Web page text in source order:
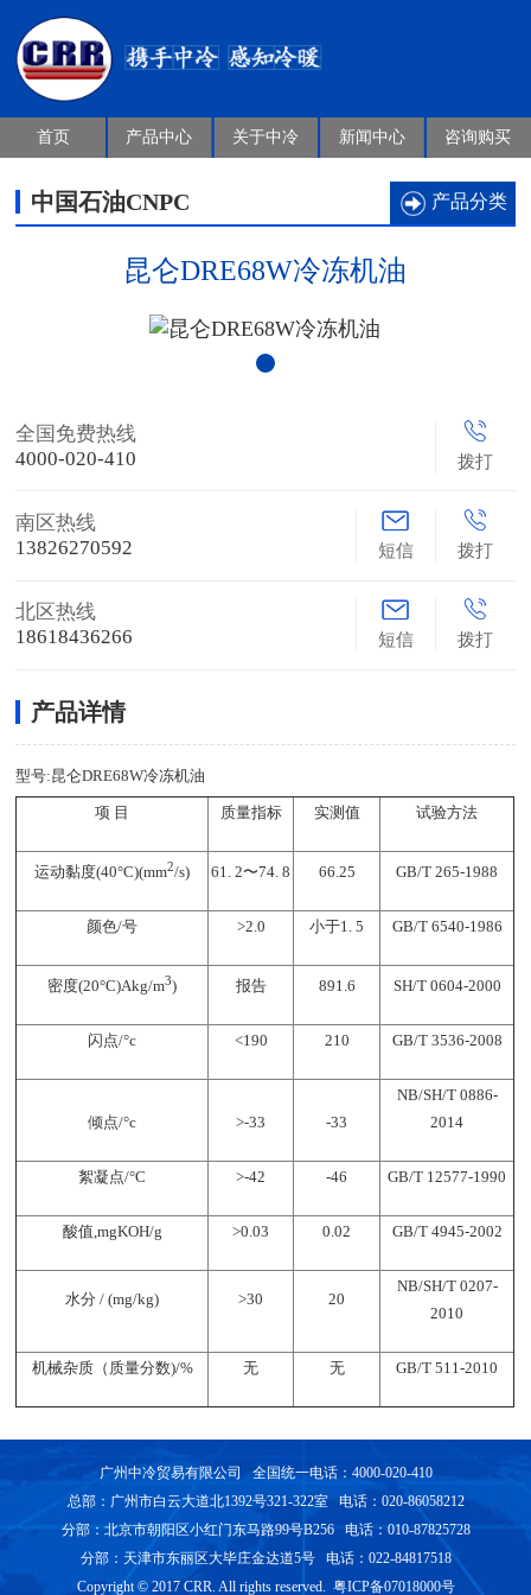
首页 产品中心 关于中冷 新闻中心 咨询购买
中国石油CNPC 产品分类
昆仑DRE68W冷冻机油
全国免费热线
4000-020-410
拨打
南区热线
13826270592
短信 拨打
北区热线
18618436266
短信 拨打
产品详情
型号:昆仑DRE68W冷冻机油
项 目 质量指标 实测值 试验方法
运动黏度(40°C)(mm2/s) 61. 2〜74. 8 66.25 GB/T 265-1988
颜色/号 >2.0 小于1. 5 GB/T 6540-1986
密度(20°C)Akg/m3) 报告 891.6 SH/T 0604-2000
闪点/°c <190 210 GB/T 3536-2008
倾点/°c >-33 -33
NB/SH/T 0886-
2014
絮凝点/°C >-42 -46 GB/T 12577-1990
酸值,mgKOH/g >0.03 0.02 GB/T 4945-2002
水分 / (mg/kg) >30 20
NB/SH/T 0207-
2010
机械杂质（质量分数)/% 无 无 GB/T 511-2010
广州中冷贸易有限公司 全国统一电话：4000-020-410
总部：广州市白云大道北1392号321-322室 电话：020-86058212
分部：北京市朝阳区小红门东马路99号B256 电话：010-87825728
分部：天津市东丽区大毕庄金达道5号 电话：022-84817518
Copyright © 2017 CRR. All rights reserved. 粤ICP备07018000号